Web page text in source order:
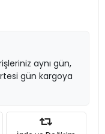
aynı gün,
gün kargoya